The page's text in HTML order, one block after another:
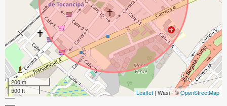
200 m
500 ft
Leaflet | Wasi - ©OpenStreetMap